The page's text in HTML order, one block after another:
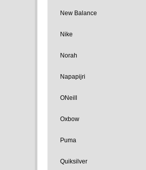
New Balance
Nike
Norah
Napapijri
ONeill
Oxbow
Puma
Quiksilver